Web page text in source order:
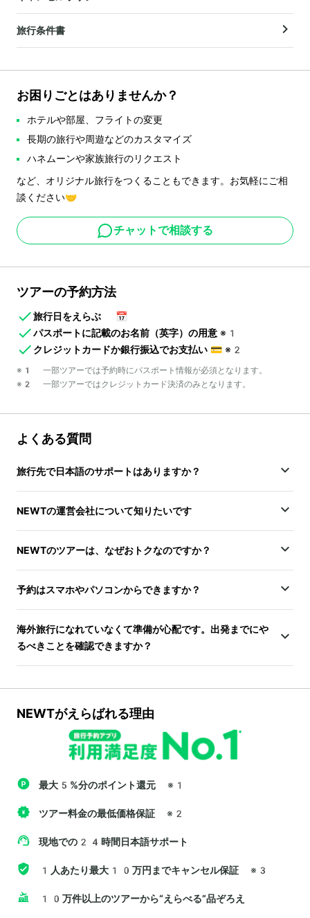
旅行条件書
お困りごとはありませんか？
ホテルや部屋、フライトの変更
長期の旅行や周遊などのカスタマイズ
ハネムーンや家族旅行のリクエスト
など、オリジナル旅行をつくることもできます。お気軽にご相
談ください🤝
チャットで相談する
ツアーの予約方法
旅行日をえらぶ
📅
パスポートに記載のお名前（英字）の用意 ※1
クレジットカードか銀行振込でお支払い 💳 ※2
※1 一部ツアーでは予約時にパスポート情報が必須となります。
※2 一部ツアーではクレジットカード決済のみとなります。
よくある質問
旅行先で日本語のサポートはありますか？
NEWTの運営会社について知りたいです
NEWTのツアーは、なぜおトクなのですか？
予約はスマホやパソコンからできますか？
海外旅行になれていなくて準備が心配です。出発までにや
るべきことを確認できますか？
NEWTがえらばれる理由
最大5%分のポイント還元 ※1
ツアー料金の最低価格保証 ※2
現地での24時間日本語サポート
1人あたり最大10万円までキャンセル保証 ※3
10万件以上のツアーから“えらべる”品ぞろえ